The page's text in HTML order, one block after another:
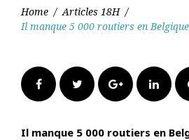
Home / Articles 18H /
Il manque 5 000 routiers en Belgique
FacebookTwitter Google+
Il manque 5 000 routiers en